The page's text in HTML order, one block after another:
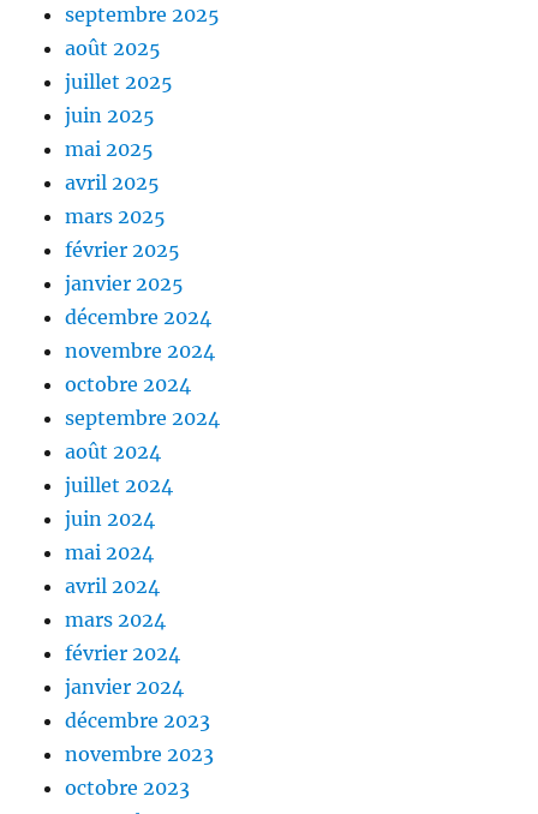
septembre 2025
août 2025
juillet 2025
juin 2025
mai 2025
avril 2025
mars 2025
février 2025
janvier 2025
décembre 2024
novembre 2024
octobre 2024
septembre 2024
août 2024
juillet 2024
juin 2024
mai 2024
avril 2024
mars 2024
février 2024
janvier 2024
décembre 2023
novembre 2023
octobre 2023